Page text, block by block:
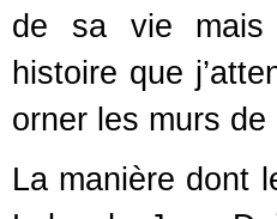
de sa vie mais
histoire que
orner les murs
La manière dont